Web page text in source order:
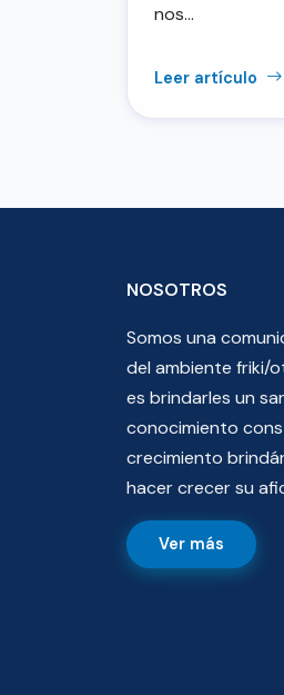
nos…
Leer artículo
NOSOTROS
Somos una
del ambiente friki/
es brindarles un
conocimiento
crecimiento
hacer crecer su
Ver más